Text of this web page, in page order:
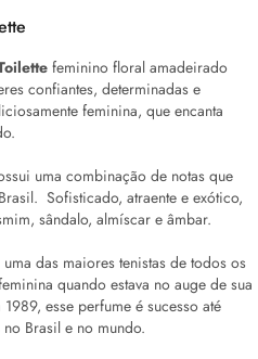
feminino floral amadeirado
confiantes, determinadas e
feminina, que encanta
uma combinação de notas que
Sofisticado, atraente e exótico,
sândalo, almíscar e âmbar.
das maiores tenistas de todos os
quando estava no auge de sua
esse perfume é sucesso até
Brasil e no mundo.